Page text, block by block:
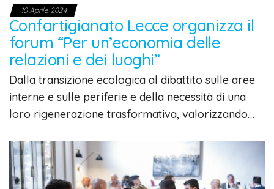
10 Aprile 2024
Confartigianato Lecce organizza il
forum “Per un’economia delle
relazioni e dei luoghi”
Dalla transizione ecologica al dibattito sulle aree
interne e sulle periferie e della necessità di una
loro rigenerazione trasformativa, valorizzando…